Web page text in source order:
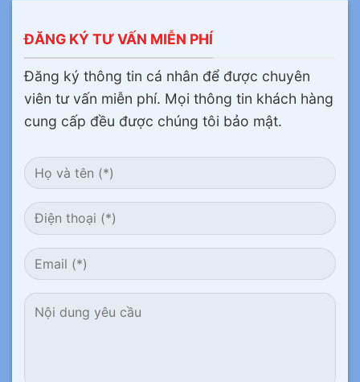
ĐĂNG KÝ TƯ VẤN MIỄN PHÍ
Đăng ký thông tin cá nhân để được chuyên
viên tư vấn miễn phí. Mọi thông tin khách hàng
cung cấp đều được chúng tôi bảo mật.